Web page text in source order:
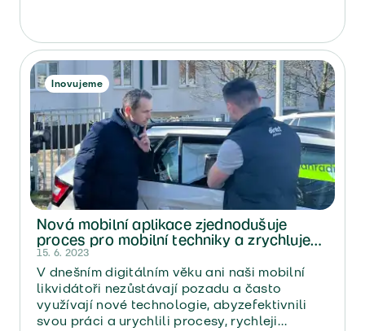
Inovujeme
Nová mobilní aplikace zjednodušuje
proces pro mobilní techniky a zrychluje
jejich práci
15. 6. 2023
V dnešním digitálním věku ani naši mobilní
likvidátoři nezůstávají pozadu a často
využívají nové technologie, abyzefektivnili
svou práci a urychlili procesy, rychleji